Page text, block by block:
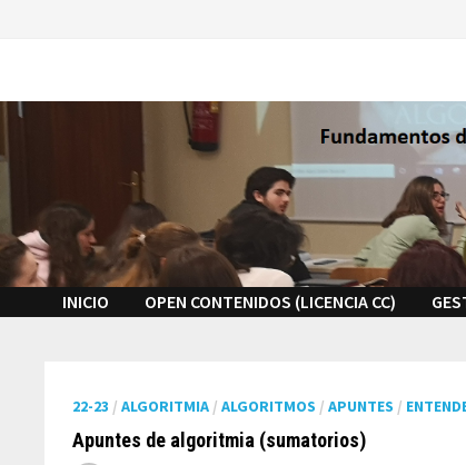
INICIO OPEN CONTENIDOS (LICENCIA CC)
22-23 /ALGORITMIA /ALGORITMOS /APUNTES /
Apuntes de algoritmia (sumatorios)